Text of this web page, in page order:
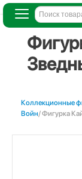
Коллекционные
Войн/ Фигурка